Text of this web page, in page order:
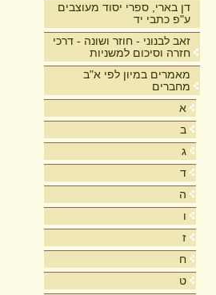
דן בארי, ספרי יסוד מעוצבים
ע"פ כתבי יד
זאב לבנוני - חוזר ושונה - דרכי
חזרה וסיכום למשניות
מאמרים במיון לפי א"ב
מחברים
א
ב
ג
ד
ה
ו
ז
ח
ט